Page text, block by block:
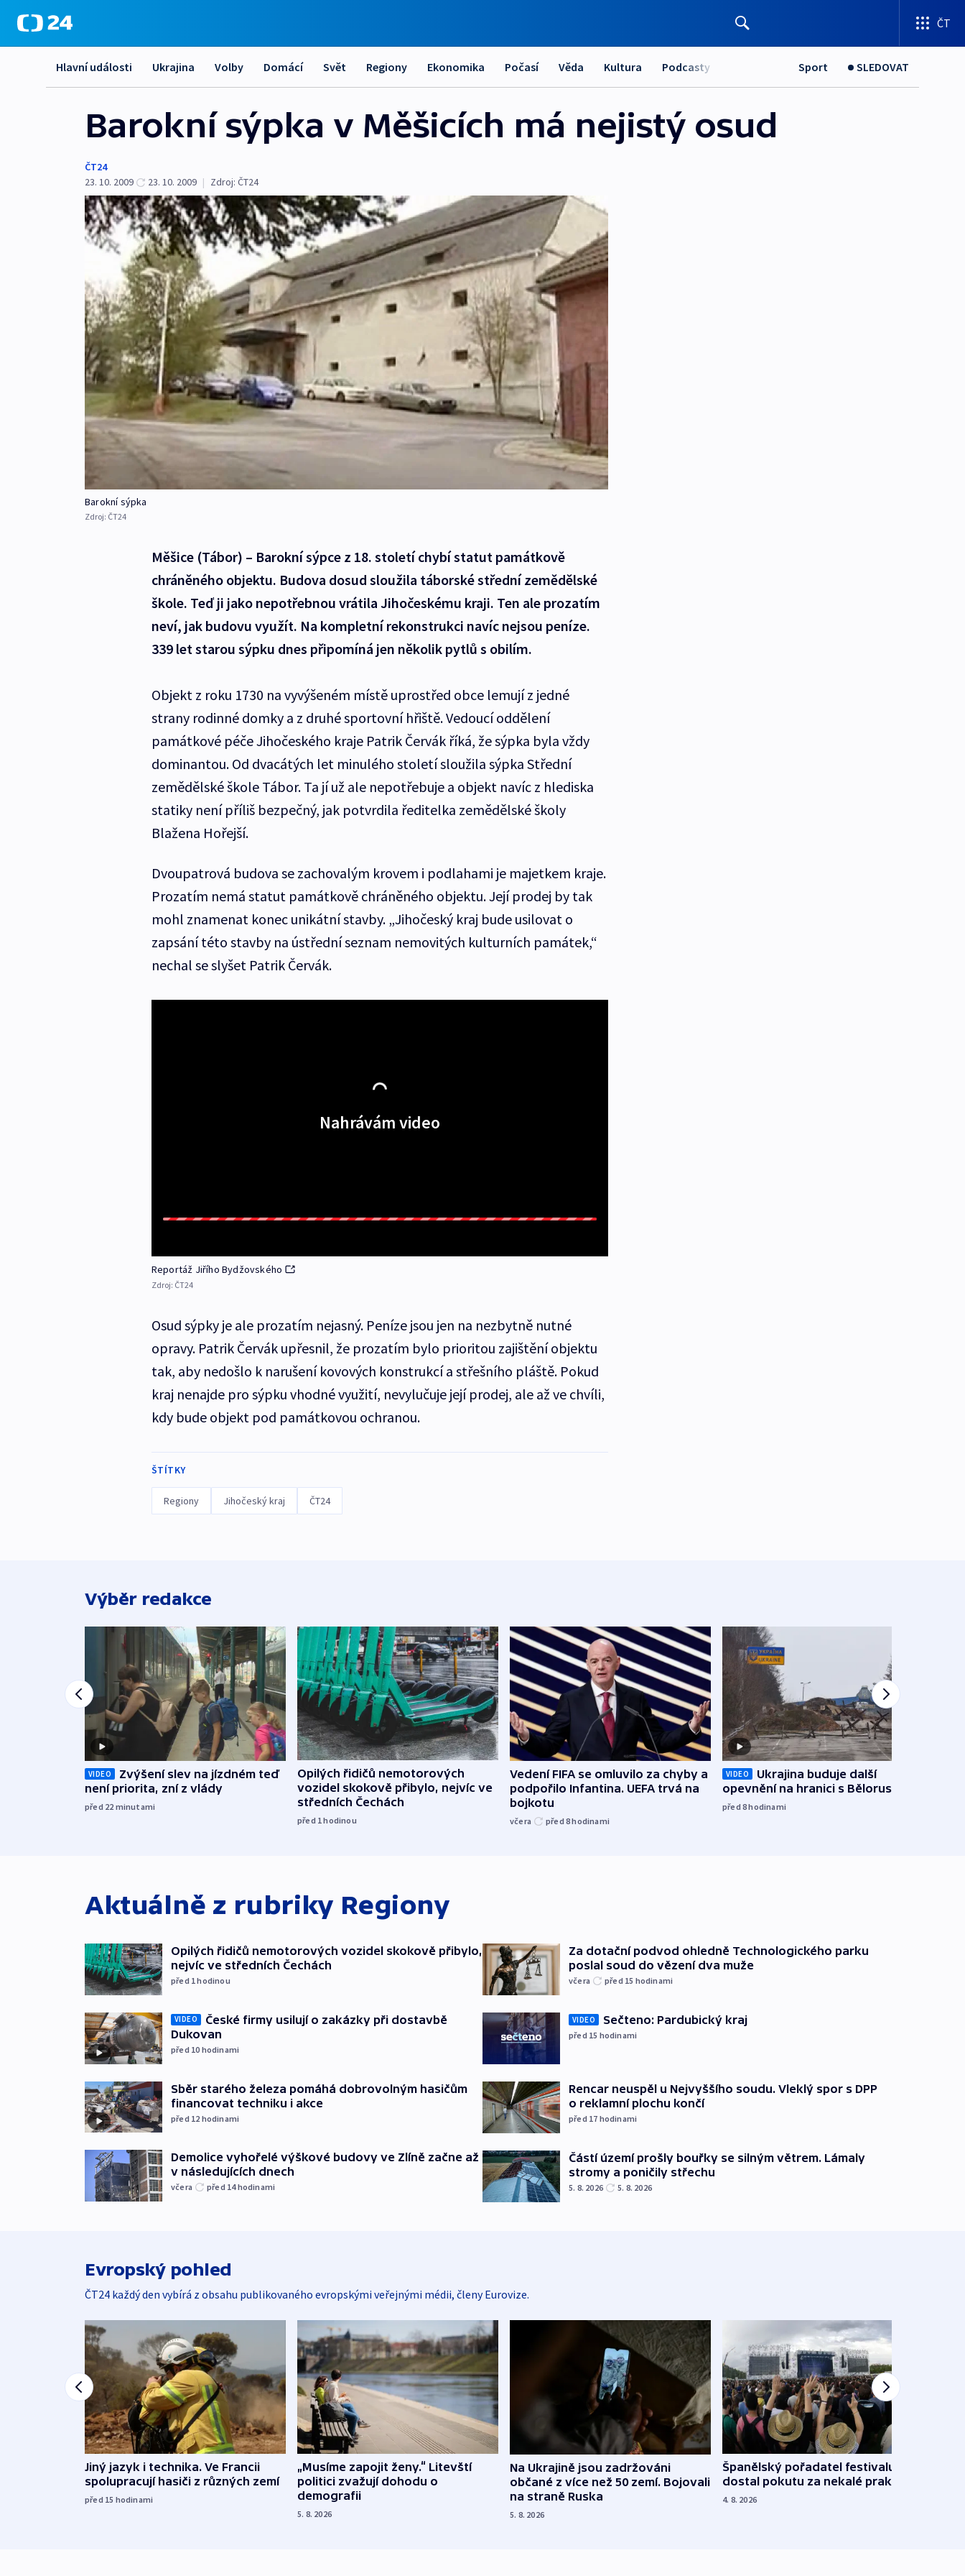
ČT
Hlavní události Ukrajina Volby Domácí Svět Regiony Ekonomika Počasí Věda Kultura Podcasty Sport SLEDOVAT
Barokní sýpka v Měšicích má nejistý osud
ČT24
23. 10. 2009
23. 10. 2009 | Zdroj: ČT24
Barokní sýpka
Zdroj: ČT24
Měšice (Tábor) – Barokní sýpce z 18. století chybí statut památkově
chráněného objektu. Budova dosud sloužila táborské střední zemědělské
škole. Teď ji jako nepotřebnou vrátila Jihočeskému kraji. Ten ale prozatím
neví, jak budovu využít. Na kompletní rekonstrukci navíc nejsou peníze.
339 let starou sýpku dnes připomíná jen několik pytlů s obilím.
Objekt z roku 1730 na vyvýšeném místě uprostřed obce lemují z jedné
strany rodinné domky a z druhé sportovní hřiště. Vedoucí oddělení
památkové péče Jihočeského kraje Patrik Červák říká, že sýpka byla vždy
dominantou. Od dvacátých let minulého století sloužila sýpka Střední
zemědělské škole Tábor. Ta jí už ale nepotřebuje a objekt navíc z hlediska
statiky není příliš bezpečný, jak potvrdila ředitelka zemědělské školy
Blažena Hořejší.
Dvoupatrová budova se zachovalým krovem i podlahami je majetkem kraje.
Prozatím nemá statut památkově chráněného objektu. Její prodej by tak
mohl znamenat konec unikátní stavby. „Jihočeský kraj bude usilovat o
zapsání této stavby na ústřední seznam nemovitých kulturních památek,“
nechal se slyšet Patrik Červák.
Nahrávám video
Reportáž Jiřího Bydžovského
Zdroj: ČT24
Osud sýpky je ale prozatím nejasný. Peníze jsou jen na nezbytně nutné
opravy. Patrik Červák upřesnil, že prozatím bylo prioritou zajištění objektu
tak, aby nedošlo k narušení kovových konstrukcí a střešního pláště. Pokud
kraj nenajde pro sýpku vhodné využití, nevylučuje její prodej, ale až ve chvíli,
kdy bude objekt pod památkovou ochranou.
ŠTÍTKY
Regiony Jihočeský kraj ČT24
Výběr redakce
VIDEO
Zvýšení slev na jízdném teď
není priorita, zní z vlády
před 22 minutami
Opilých řidičů nemotorových
vozidel skokově přibylo, nejvíc ve
středních Čechách
před 1hodinou
Vedení FIFA se omluvilo za chyby a
podpořilo Infantina. UEFA trvá na
bojkotu
včera před 8hodinami
VIDEO
Ukrajina buduje další
opevnění na hranici s Běloruskem
před 8hodinami
Aktuálně z rubriky Regiony
Opilých řidičů nemotorových vozidel skokově přibylo,
nejvíc ve středních Čechách
před 1hodinou
VIDEO
České firmy usilují o zakázky při dostavbě
Dukovan
před 10 hodinami
Sběr starého železa pomáhá dobrovolným hasičům
financovat techniku i akce
před 12 hodinami
Demolice vyhořelé výškové budovy ve Zlíně začne až
v následujících dnech
včera před 14hodinami
Za dotační podvod ohledně Technologického parku
poslal soud do vězení dva muže
včera před 15 hodinami
VIDEO Sečteno: Pardubický kraj
před 15 hodinami
Rencar neuspěl u Nejvyššího soudu. Vleklý spor s DPP
o reklamní plochu končí
před 17 hodinami
Částí území prošly bouřky se silným větrem. Lámaly
stromy a poničily střechu
5. 8. 2026 5. 8. 2026
Evropský pohled
ČT24 každý den vybírá z obsahu publikovaného evropskými veřejnými médii, členy Eurovize.
Jiný jazyk i technika. Ve Francii
spolupracují hasiči z různých zemí
před 15 hodinami
„Musíme zapojit ženy.“ Litevští
politici zvažují dohodu o
demografii
5. 8. 2026
Na Ukrajině jsou zadržováni
občané z více než 50 zemí. Bojovali
na straně Ruska
5. 8. 2026
Španělský pořadatel festivalu
dostal pokutu za nekalé praktiky
4. 8. 2026